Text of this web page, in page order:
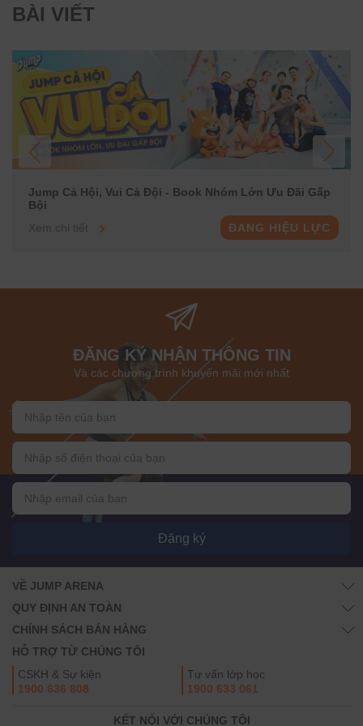
BÀI VIẾT
Jump Cả Hội, Vui Cả Đội - Book Nhóm Lớn Ưu Đãi Gấp
Bội
ĐANG HIỆU LỰC
ĐĂNG KÝ NHẬN THÔNG TIN
Và các chương trình khuyến mãi mới nhất
Đăng ký
VỀ JUMP ARENA
QUY ĐỊNH AN TOÀN
CHÍNH SÁCH BÁN HÀNG
HỖ TRỢ TỪ CHÚNG TÔI
CSKH & Sự kiện
1900 636 808
Tư vấn lớp học
1900 633 061
KẾT NỐI VỚI CHÚNG TÔI